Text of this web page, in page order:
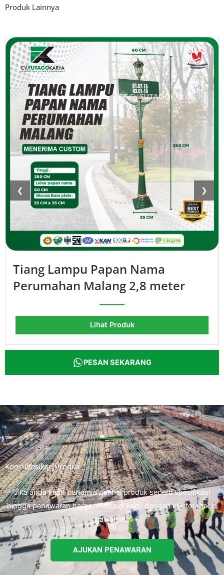
Produk Lainnya
❮ ❯
Tiang Lampu Papan Nama
Perumahan Malang 2,8 meter
Lihat Produk
PESAN SEKARANG
Konsultasikan Produk
Jika anda ingin bertanya perihal produk seperti spesifikasi
hingga penawaran harga. Hubungi kami dengan klik tombol di
bawah ini.
AJUKAN PENAWARAN